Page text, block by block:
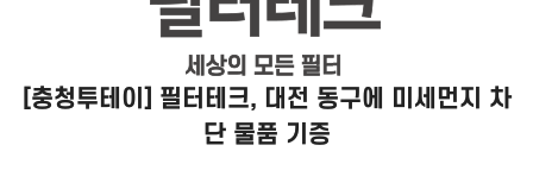
[충청투테이] 필터테크, 대전 동구에 미세먼지 차
단 물품 기증